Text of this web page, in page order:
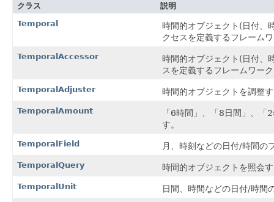
クラス
説明
Temporal
時間的オブジェクト(日付、
クセスを定義するフレーム
TemporalAccessor
時間的オブジェクト(日付、
スを定義するフレームワー
TemporalAdjuster 時間的オブジェクトを調整
TemporalAmount
「6時間」、「8日間」、
す。
TemporalField 月、時刻などの日付/時間の
TemporalQuery 時間的オブジェクトを照会
TemporalUnit 日間、時間などの日付/時間